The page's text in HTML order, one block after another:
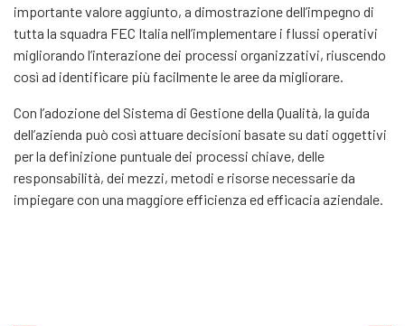
importante valore aggiunto, a dimostrazione dell’impegno di
tutta la squadra FEC Italia nell’implementare i flussi operativi
migliorando l’interazione dei processi organizzativi, riuscendo
così ad identificare più facilmente le aree da migliorare.
Con l’adozione del Sistema di Gestione della Qualità, la guida
dell’azienda può così attuare decisioni basate su dati oggettivi
per la definizione puntuale dei processi chiave, delle
responsabilità, dei mezzi, metodi e risorse necessarie da
impiegare con una maggiore efficienza ed efficacia aziendale.